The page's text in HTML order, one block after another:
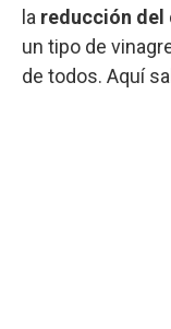
la reducción del
un tipo de
de todos. Aquí